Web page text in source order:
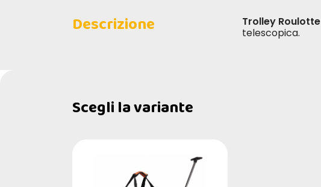
Descrizione Trolley Roulotte
telescopica.
Scegli la variante